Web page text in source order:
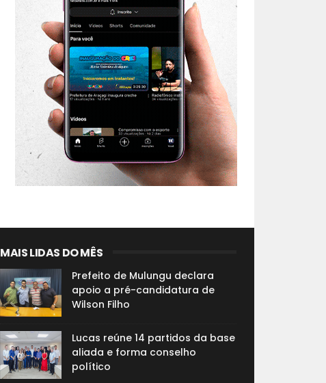
MAIS LIDAS DO MÊS
Prefeito de Mulungu declara
apoio a pré-candidatura de
Wilson Filho
Lucas reúne 14 partidos da base
aliada e forma conselho
político